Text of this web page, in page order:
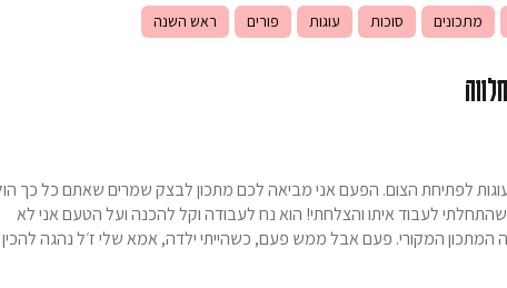
מתכונים סוכות עוגות פורים ראש השנה
לעוגות לפתיחת הצום. הפעם אני מביאה לכם מתכון לבצק שמרים שאתם כל כך
לעבוד איתו והצלחתי! הוא נח לעבודה וקל להכנה ועל הטעם אני לא
המתכון המקורי. פעם אבל ממש פעם, כשהייתי ילדה, אמא שלי ז׳ל נהגה להכין